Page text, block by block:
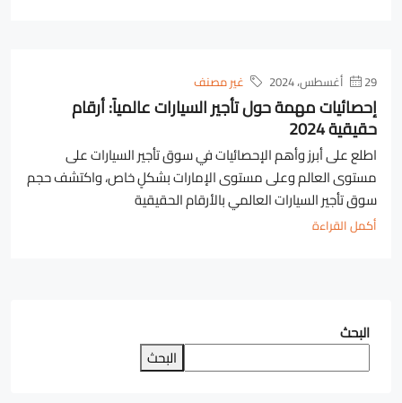
29 أغسطس، 2024 غير مصنف
إحصائيات مهمة حول تأجير السيارات عالمياً: أرقام
حقيقية 2024
اطلع على أبرز وأهم الإحصائيات في سوق تأجير السيارات على
مستوى العالم وعلى مستوى الإمارات بشكلٍ خاص، واكتشف حجم
سوق تأجير السيارات العالمي بالأرقام الحقيقية
أكمل القراءة
البحث
البحث